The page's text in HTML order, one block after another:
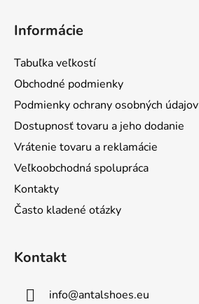
Informácie
Tabuľka veľkostí
Obchodné podmienky
Podmienky ochrany osobných údajov
Dostupnosť tovaru a jeho dodanie
Vrátenie tovaru a reklamácie
Veľkoobchodná spolupráca
Kontakty
Často kladené otázky
Kontakt
info@antalshoes.eu